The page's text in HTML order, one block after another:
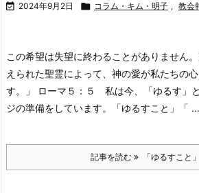
 2024年9月2日  コラム・キム・明子 , 教会
この希望は失望に終わることがありません
えられた聖霊によって、神の愛が私たちの
す。」 ローマ５：５ 私は今、「ゆるす」
ジの準備をしています。「ゆるすこと」「 ...
記事を読む 「ゆるすこと